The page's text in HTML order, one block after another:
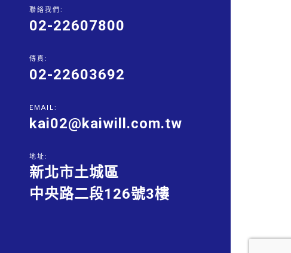
聯絡我們:
02-22607800
傳真:
02-22603692
EMAIL:
kai02@kaiwill.com.tw
地址:
新北市土城區
中央路二段126號3樓